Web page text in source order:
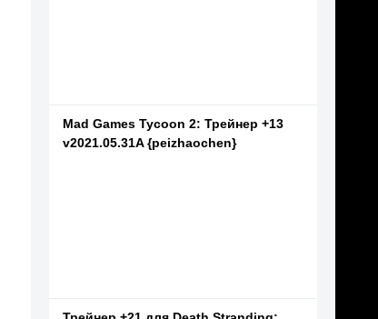
Mad Games Tycoon 2: Трейнер +13
v2021.05.31A {peizhaochen}